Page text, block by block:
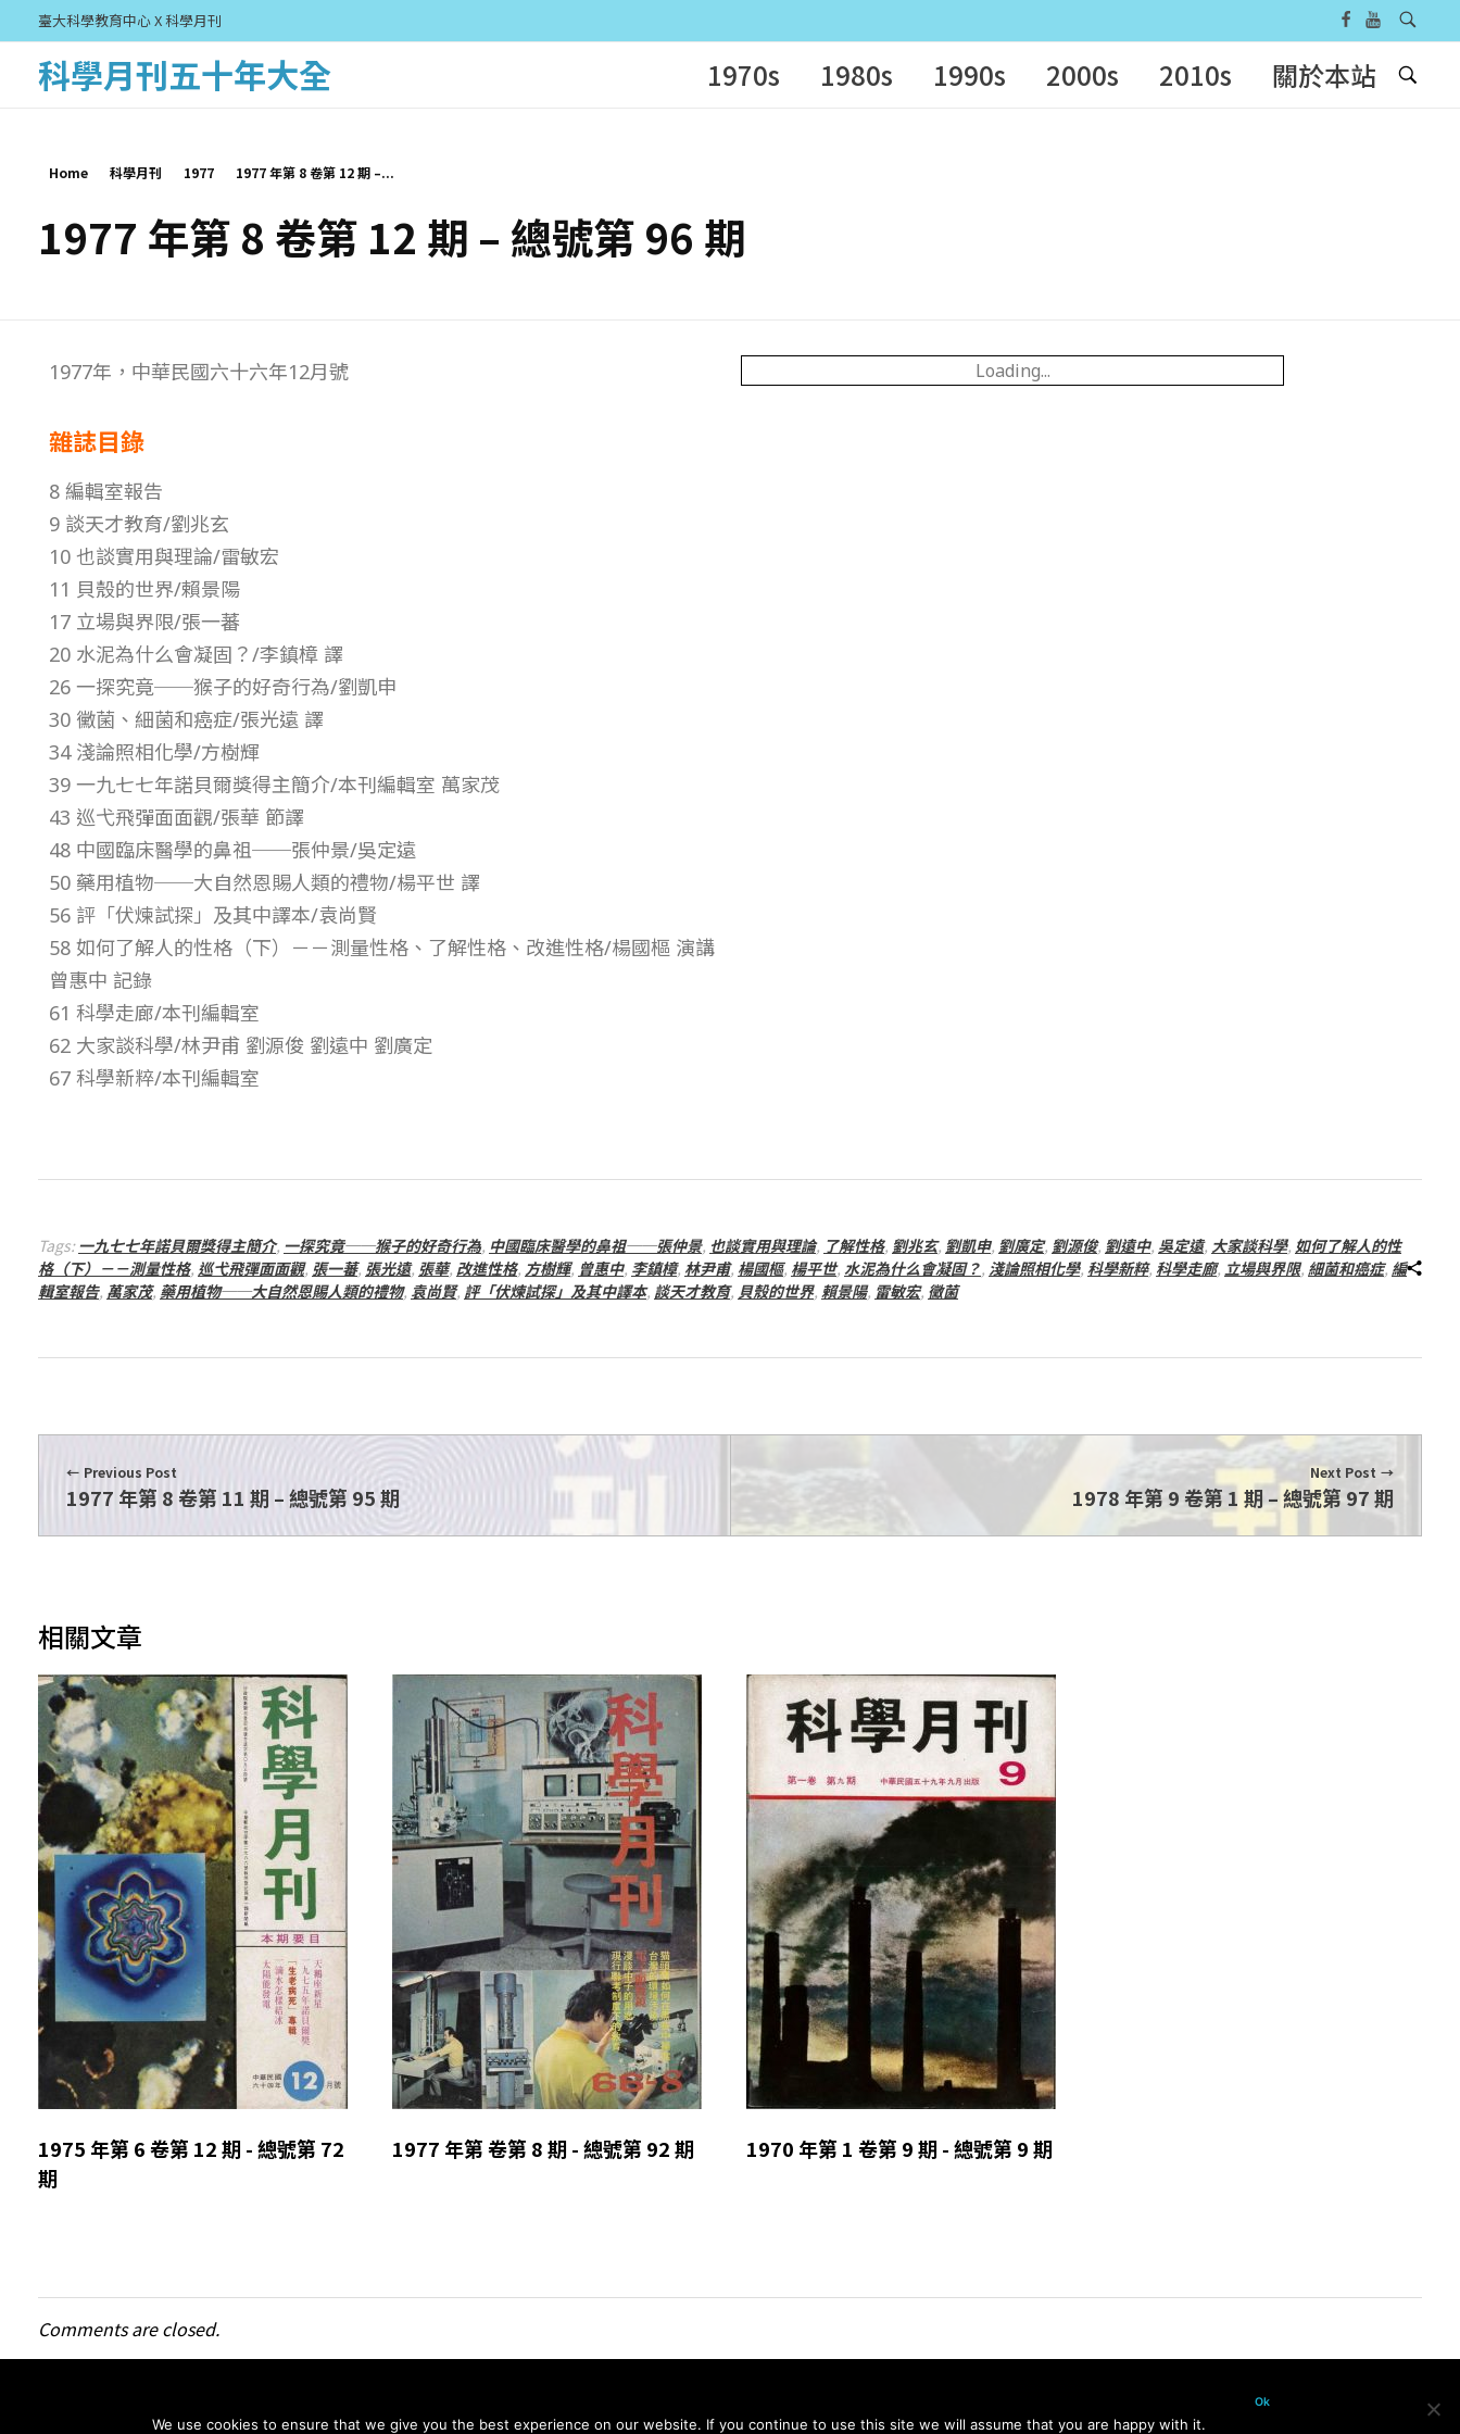
臺大科學教育中心 X 科學月刊
科學月刊五十年大全 1970s 1980s 1990s 2000s 2010s 關於本站
Home 科學月刊 1977 1977 年第 8 卷第 12 期 –...
1977 年第 8 卷第 12 期 – 總號第 96 期
1
7
7
年
第
8
卷
第
1
2
期
–
號
第
9
6
期
1977年，中華民國六十六年12月號
雜誌目錄
8 編輯室報告
9 談天才教育/劉兆玄
10 也談實用與理論/雷敏宏
11 貝殼的世界/賴景陽
17 立場與界限/張一蕃
20 水泥為什么會凝固？/李鎮樟 譯
26 一探究竟──猴子的好奇行為/劉凱申
30 黴菌、細菌和癌症/張光遠 譯
34 淺論照相化學/方樹輝
39 一九七七年諾貝爾獎得主簡介/本刊編輯室 萬家茂
43 巡弋飛彈面面觀/張華 節譯
48 中國臨床醫學的鼻祖──張仲景/吳定遠
50 藥用植物──大自然恩賜人類的禮物/楊平世 譯
56 評「伏煉試探」及其中譯本/袁尚賢
58 如何了解人的性格（下）－－測量性格、了解性格、改進性格/楊國樞 演講
曾惠中 記錄
61 科學走廊/本刊編輯室
62 大家談科學/林尹甫 劉源俊 劉遠中 劉廣定
67 科學新粹/本刊編輯室
Loading...
Tags:一九七七年諾貝爾獎得主簡介, 一探究竟──猴子的好奇行為, 中國臨床醫學的鼻祖──張仲景, 也談實用與理論, 了解性格, 劉兆玄, 劉凱申, 劉廣定, 劉源俊, 劉遠中, 吳定遠, 大家談科學, 如何了解人的性
格（下）－－測量性格, 巡弋飛彈面面觀, 張一蕃, 張光遠, 張華, 改進性格, 方樹輝, 曾惠中, 李鎮樟, 林尹甫, 楊國樞, 楊平世, 水泥為什么會凝固？, 淺論照相化學, 科學新粹, 科學走廊, 立場與界限, 細菌和癌症, 編
輯室報告, 萬家茂, 藥用植物──大自然恩賜人類的禮物, 袁尚賢, 評「伏煉試探」及其中譯本, 談天才教育, 貝殼的世界, 賴景陽, 雷敏宏, 黴菌
Previous Post
1977 年第 8 卷第 11 期 – 總號第 95 期
Next Post
1978 年第 9 卷第 1 期 – 總號第 97 期
相關文章
1975 年第 6 卷第 12 期 - 總號第 72
期
1977 年第 卷第 8 期 - 總號第 92 期 1970 年第 1 卷第 9 期 - 總號第 9 期
Comments are closed.
We use cookies to ensure that we give you the best experience on our website. If you continue to use this site we will assume that you are happy with it.
Ok